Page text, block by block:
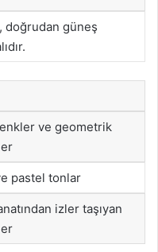
doğrudan güneş
ve geometrik
pastel tonlar
izler taşıyan